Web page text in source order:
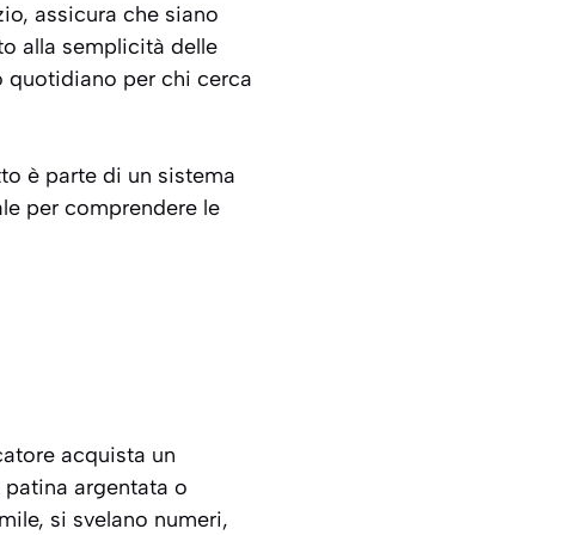
assicura che siano
alla semplicità delle
quotidiano per chi cerca
è parte di un sistema
per comprendere le
acquista un
argentata o
si svelano numeri,